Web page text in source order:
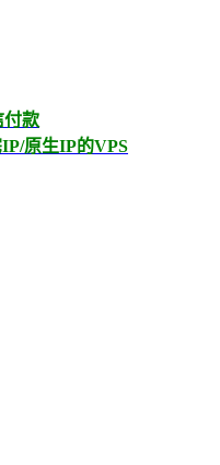
付款
原生IP的VPS